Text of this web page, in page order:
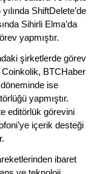
ShiftDelete’de
Sihirli Elma’da
yapmıştır.
şirketlerde görev
BTCHaber
ise
yapmıştır.
editörlük görevini
içerik desteği
ibaret